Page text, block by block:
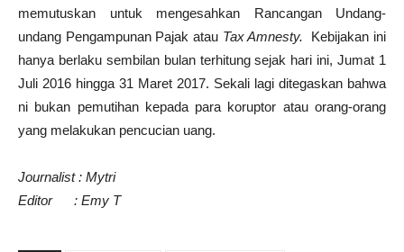
memutuskan untuk mengesahkan Rancangan Undang-
undang Pengampunan Pajak atau Tax Amnesty. Kebijakan ini
hanya berlaku sembilan bulan terhitung sejak hari ini, Jumat 1
Juli 2016 hingga 31 Maret 2017. Sekali lagi ditegaskan bahwa
ni bukan pemutihan kepada para koruptor atau orang-orang
yang melakukan pencucian uang.
Journalist : Mytri
Editor : Emy T